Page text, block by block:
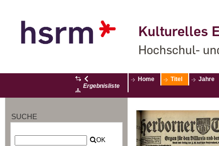
Kulturelles
Hochschul-
Ergebnisliste
Home Titel Jahre
SUCHE
OK